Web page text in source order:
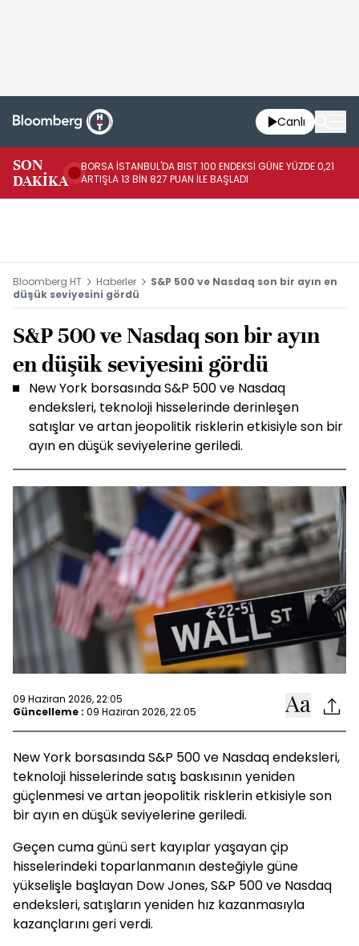
Canlı
SON
DAKİKA
BORSA İSTANBUL'DA BIST 100 ENDEKSİ GÜNE YÜZDE 0,21
ARTIŞLA 13 BİN 827 PUAN İLE BAŞLADI
Bloomberg HT Haberler
S&P 500 ve Nasdaq son bir ayın en
düşük seviyesini gördü
S&P 500 ve Nasdaq son bir ayın
en düşük seviyesini gördü
New York borsasında S&P 500 ve Nasdaq
endeksleri, teknoloji hisselerinde derinleşen
satışlar ve artan jeopolitik risklerin etkisiyle son bir
ayın en düşük seviyelerine geriledi.
09 Haziran 2026, 22:05
Güncelleme : 09 Haziran 2026, 22:05
New York borsasında S&P 500 ve Nasdaq endeksleri,
teknoloji hisselerinde satış baskısının yeniden
güçlenmesi ve artan jeopolitik risklerin etkisiyle son
bir ayın en düşük seviyelerine geriledi.
Geçen cuma günü sert kayıplar yaşayan çip
hisselerindeki toparlanmanın desteğiyle güne
yükselişle başlayan Dow Jones, S&P 500 ve Nasdaq
endeksleri, satışların yeniden hız kazanmasıyla
kazançlarını geri verdi.